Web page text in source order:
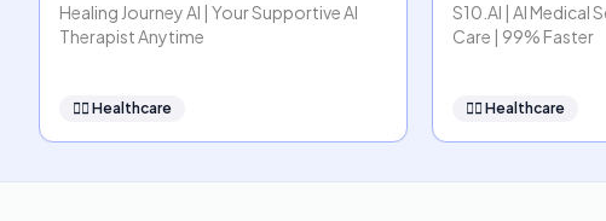
Healing Journey AI | Your Supportive AI
Therapist Anytime
👩‍⚕️ Healthcare
S10.AI | AI Medical
Care | 99% Faster
👩‍⚕️ Healthcare